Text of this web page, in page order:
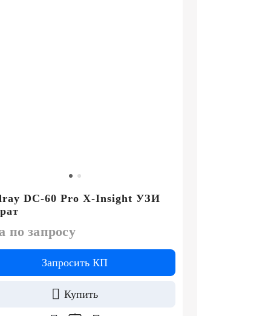
DC-60 Pro X-Insight УЗИ
по запросу
Запросить КП
Купить